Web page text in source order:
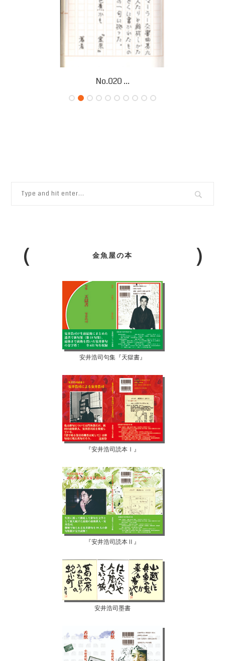
No.020 ...
金魚屋の本
安井浩司句集『天獄書』
『安井浩司読本Ⅰ』
『安井浩司読本Ⅱ』
安井浩司墨書